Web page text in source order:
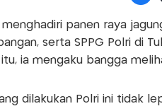
panen raya
serta SPPG Polri di
ia mengaku bangga
dilakukan Polri ini tidak